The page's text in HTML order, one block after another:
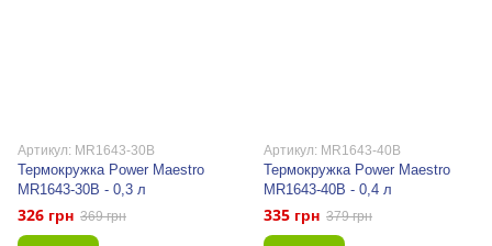
Артикул: MR1643-30В
Термокружка Power Maestro
MR1643-30В - 0,3 л
326 грн 369 грн
Артикул: MR1643-40B
Термокружка Power Maestro
MR1643-40В - 0,4 л
335 грн 379 грн